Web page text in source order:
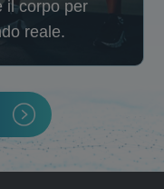
il corpo per
reale.